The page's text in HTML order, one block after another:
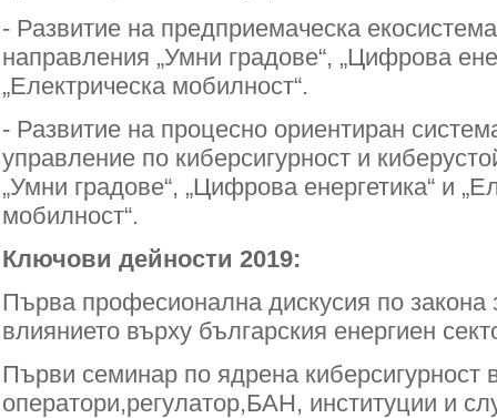
- Развитие на предприемаческа
направления „Умни градове“, „Цифрова
„Електрическа мобилност“.
- Развитие на процесно ориентиран
управление по киберсигурност и
„Умни градове“, „Цифрова енергетика“ и
мобилност“.
Ключови дейности 2019:
Първа професионална дискусия по закона
влиянието върху българския енергиен
Първи семинар по ядрена киберсигурност
оператори,регулатор,БАН, институции и